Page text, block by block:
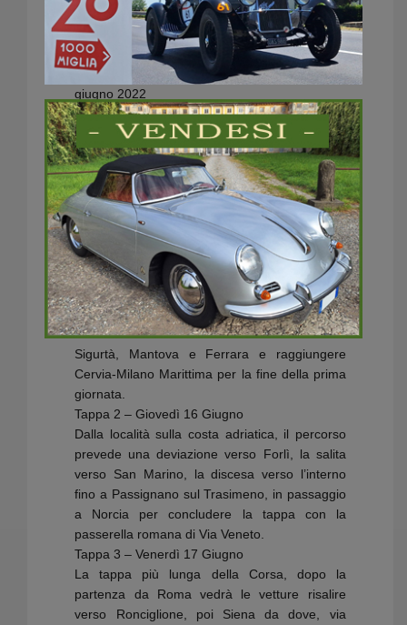
CLASSIFICHE IN TEMPO REALE
Scarica la roadmap
1000 MIGLIA 2022
La 1000 Miglia 2022 si terrà dal 15 al 18
giugno 2022
L’edizione numero 40 della rievocazione della
corsa storica, che coincide con la decima 1000
Miglia organizzata da 1000 Miglia Srl, tornerà
ad attraversare l’Italia in senso orario e, con
partenza e arrivo da Brescia, incontrerà
nell’ordine Cervia-Milano Marittima, Roma e
Parma.
Tappa 1 – Mercoledì 15 Giugno
Dopo la partenza da Brescia le auto si
dirigeranno verso il Lago di Garda, prima Salò
poi Desenzano del Garda e Sirmione da dove
sfileranno attraversando il Parco Giardino
Sigurtà, Mantova e Ferrara e raggiungere
Cervia-Milano Marittima per la fine della prima
giornata.
Tappa 2 – Giovedì 16 Giugno
Dalla località sulla costa adriatica, il percorso
prevede una deviazione verso Forlì, la salita
verso San Marino, la discesa verso l’interno
fino a Passignano sul Trasimeno, in passaggio
a Norcia per concludere la tappa con la
passerella romana di Via Veneto.
Tappa 3 – Venerdì 17 Giugno
La tappa più lunga della Corsa, dopo la
partenza da Roma vedrà le vetture risalire
verso Ronciglione, poi Siena da dove, via